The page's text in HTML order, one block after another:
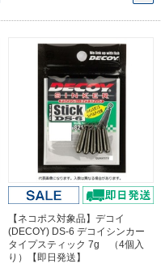
【ネコポス対象品】デコイ
(DECOY) DS-6 デコイシンカー
タイプスティック 7g （4個入
り）【即日発送】